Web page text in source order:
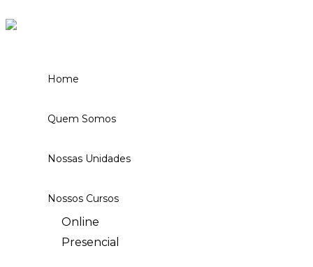
Home
Quem Somos
Nossas Unidades
Nossos Cursos
Online
Presencial